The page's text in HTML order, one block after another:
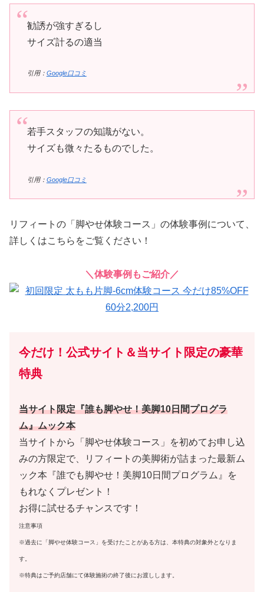
勧誘が強すぎるし
サイズ計るの適当
引用： Google口コミ
若手スタッフの知識がない。
サイズも微々たるものでした。
引用： Google口コミ
リフィートの「脚やせ体験コース」の体験事例について、
詳しくはこちらをご覧ください！
＼体験事例もご紹介／
今だけ！公式サイト＆当サイト限定の豪華
特典
当サイト限定『誰も脚やせ！美脚10日間プログラ
ム』ムック本
当サイトから「脚やせ体験コース」を初めてお申し込
みの方限定で、リフィートの美脚術が詰まった最新ム
ック本『誰でも脚やせ！美脚10日間プログラム』を
もれなくプレゼント！
お得に試せるチャンスです！
注意事項
※過去に「脚やせ体験コース」を受けたことがある方は、本特典の対象外となりま
す。
※特典はご予約店舗にて体験施術の終了後にお渡しします。